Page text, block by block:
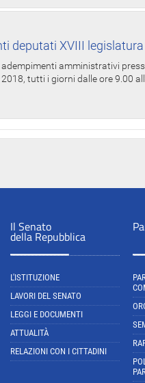
deputati XVIII legislatura
amministrativi
tutti i giorni dalle ore 9.00
Il Senato
della Repubblica
L'ISTITUZIONE
LAVORI DEL SENATO
LEGGI E DOCUMENTI
ATTUALITÀ
RELAZIONI CON I CITTADINI